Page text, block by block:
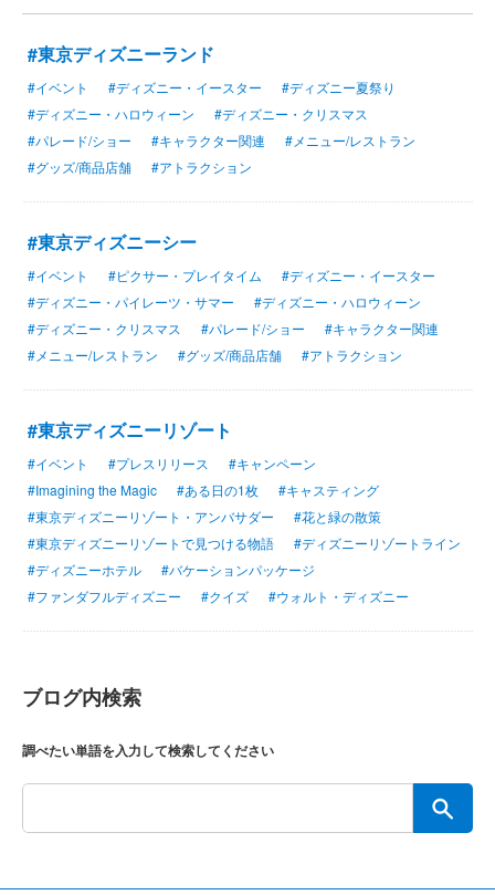
#東京ディズニーランド
#イベント #ディズニー・イースター
#ディズニー夏祭り
#ディズニー・ハロウィーン
#ディズニー・クリスマス
#パレード/ショー
#キャラクター関連
#メニュー/レストラン
#グッズ/商品店舗
#アトラクション
#東京ディズニーシー
#イベント #ピクサー・プレイタイム
#ディズニー・イースター
#ディズニー・パイレーツ・サマー
#ディズニー・ハロウィーン
#ディズニー・クリスマス
#パレード/ショー
#キャラクター関連
#メニュー/レストラン
#グッズ/商品店舗 #アトラクション
#東京ディズニーリゾート
#イベント #プレスリリース
#キャンペーン
#Imagining the Magic
#ある日の1枚
#キャスティング
#東京ディズニーリゾート・アンバサダー
#花と緑の散策
#東京ディズニーリゾートで見つける物語
#ディズニーリゾートライン
#ディズニーホテル
#バケーションパッケージ
#ファンダフルディズニー
#クイズ #ウォルト・ディズニー
ブログ内検索
調べたい単語を入力して検索してください